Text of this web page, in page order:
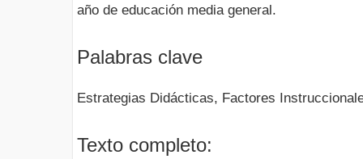
año de educación media general.
Palabras clave
Estrategias Didácticas, Factores
Texto completo: